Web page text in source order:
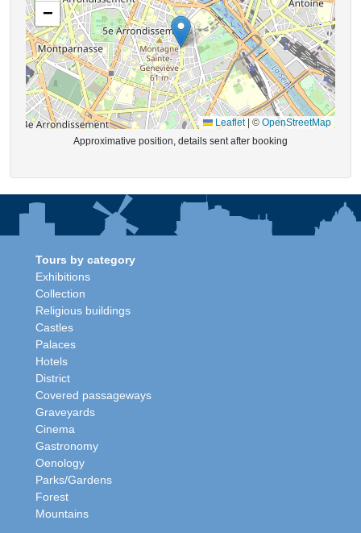
−
Leaflet © OpenStreetMap
Approximative position, details sent after booking
Tours by category
Exhibitions
Collection
Religious buildings
Castles
Palaces
Hotels
District
Covered passageways
Graveyards
Cinema
Gastronomy
Oenology
Parks/Gardens
Forest
Mountains